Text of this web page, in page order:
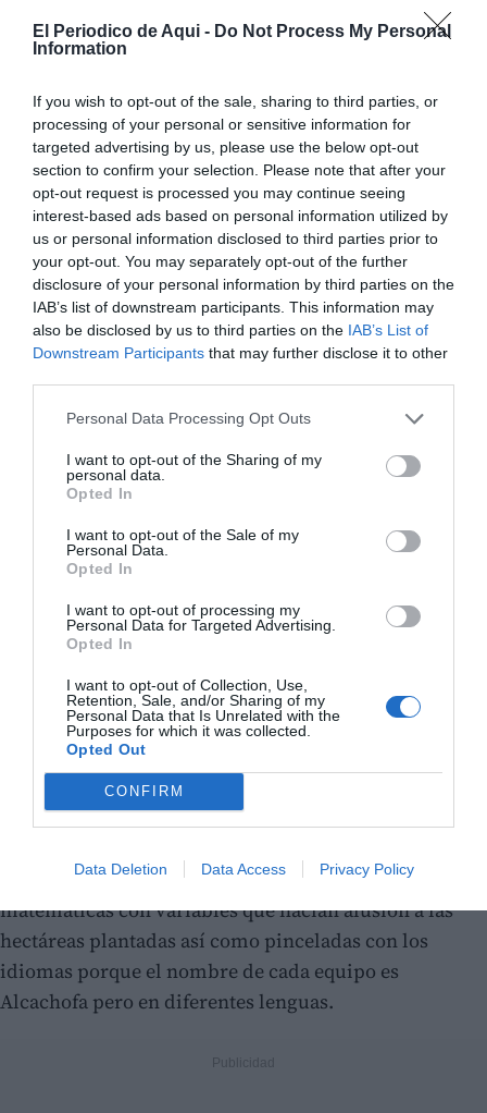
El Periodico de Aqui - Do Not Process My Personal
Information
If you wish to opt-out of the sale, sharing to third parties, or
processing of your personal or sensitive information for
targeted advertising by us, please use the below opt-out
section to confirm your selection. Please note that after your
opt-out request is processed you may continue seeing
interest-based ads based on personal information utilized by
us or personal information disclosed to third parties prior to
your opt-out. You may separately opt-out of the further
disclosure of your personal information by third parties on the
IAB’s list of downstream participants. This information may
also be disclosed by us to third parties on the IAB’s List of
Downstream Participants that may further disclose it to other
Personal Data Processing Opt Outs
I want to opt-out of the Sharing of my
personal data.
Opted In
I want to opt-out of the Sale of my
Personal Data.
Opted In
I want to opt-out of processing my
Personal Data for Targeted Advertising.
Opted In
I want to opt-out of Collection, Use,
Retention, Sale, and/or Sharing of my
Personal Data that Is Unrelated with the
Purposes for which it was collected.
Opted Out
CONFIRM
Data Deletion Data Access Privacy Policy
Por otra parte, se han realizado pruebas de destreza
para pelar una alcachofa; hacer un slalom esquivando
las cajas que se emplean para depositar las hortalizas y
también han demostrado sus habilidades artísticas
con la composición e interpretación del rap de la
alcachofa.
Además, han demostrado el conocimiento del cultivo
y las características del mismo como un test de
también se han tenido que enfrentar a un problema de
matemáticas con variables que hacían alusión a las
hectáreas plantadas así como pinceladas con los
idiomas porque el nombre de cada equipo es
Alcachofa pero en diferentes lenguas.